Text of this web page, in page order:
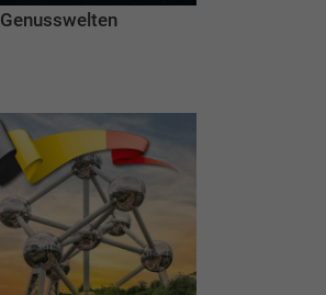
Genusswelten